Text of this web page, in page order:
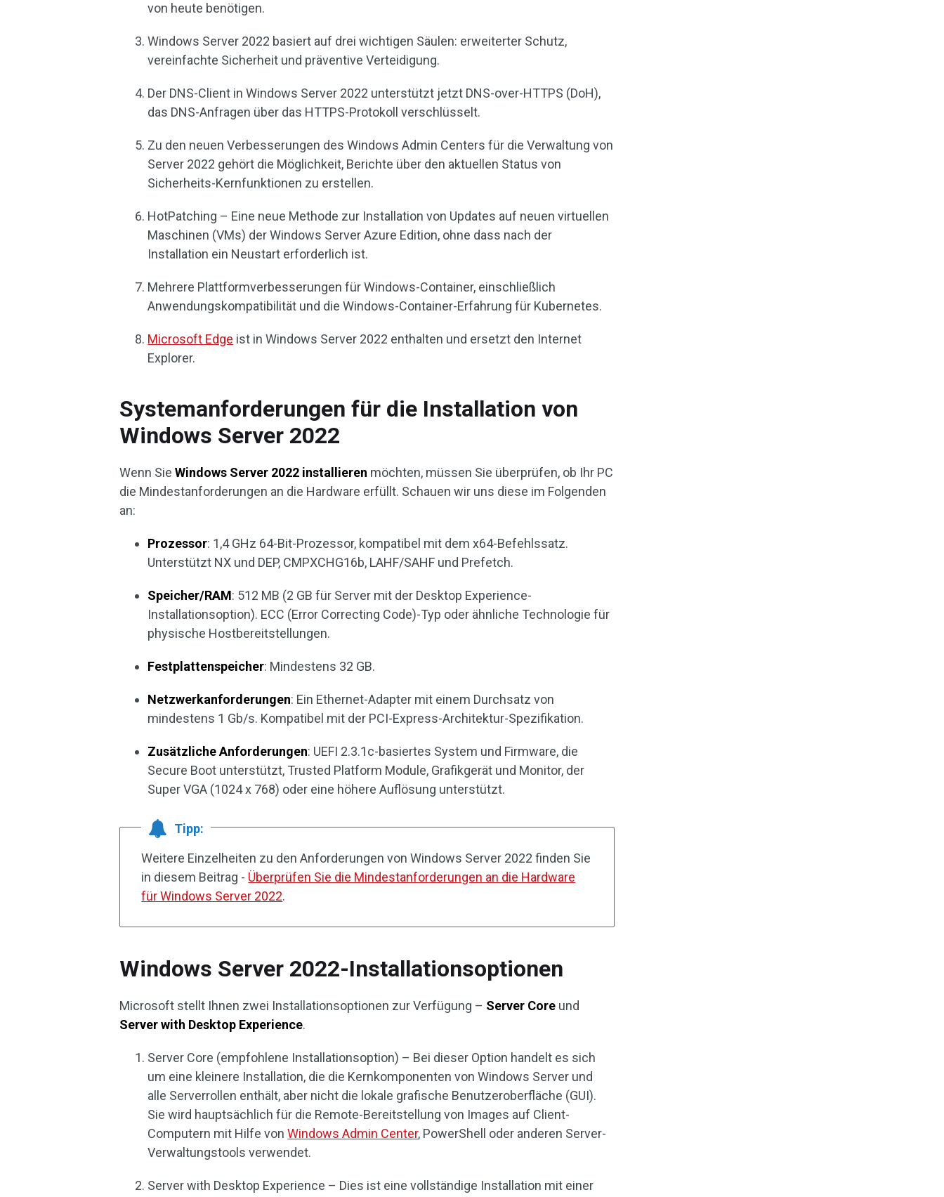
von heute benötigen.
Windows Server 2022 basiert auf drei wichtigen Säulen: erweiterter Schutz,
vereinfachte Sicherheit und präventive Verteidigung.
Der DNS-Client in Windows Server 2022 unterstützt jetzt DNS-over-HTTPS (DoH),
das DNS-Anfragen über das HTTPS-Protokoll verschlüsselt.
Zu den neuen Verbesserungen des Windows Admin Centers für die Verwaltung von
Server 2022 gehört die Möglichkeit, Berichte über den aktuellen Status von
Sicherheits-Kernfunktionen zu erstellen.
HotPatching – Eine neue Methode zur Installation von Updates auf neuen virtuellen
Maschinen (VMs) der Windows Server Azure Edition, ohne dass nach der
Installation ein Neustart erforderlich ist.
Mehrere Plattformverbesserungen für Windows-Container, einschließlich
Anwendungskompatibilität und die Windows-Container-Erfahrung für Kubernetes.
Microsoft Edge ist in Windows Server 2022 enthalten und ersetzt den Internet
Explorer.
Systemanforderungen für die Installation von
Windows Server 2022
Wenn SieWindows Server 2022 installieren möchten, müssen Sie überprüfen, ob Ihr PC
die Mindestanforderungen an die Hardware erfüllt. Schauen wir uns diese im Folgenden
an:
Prozessor: 1,4 GHz 64-Bit-Prozessor, kompatibel mit dem x64-Befehlssatz.
Unterstützt NX und DEP, CMPXCHG16b, LAHF/SAHF und Prefetch.
Speicher/RAM: 512 MB (2 GB für Server mit der Desktop Experience-
Installationsoption). ECC (Error Correcting Code)-Typ oder ähnliche Technologie für
physische Hostbereitstellungen.
Festplattenspeicher: Mindestens 32 GB.
Netzwerkanforderungen: Ein Ethernet-Adapter mit einem Durchsatz von
mindestens 1 Gb/s. Kompatibel mit der PCI-Express-Architektur-Spezifikation.
Zusätzliche Anforderungen: UEFI 2.3.1c-basiertes System und Firmware, die
Secure Boot unterstützt, Trusted Platform Module, Grafikgerät und Monitor, der
Super VGA (1024 x 768) oder eine höhere Auflösung unterstützt.
Tipp:
Weitere Einzelheiten zu den Anforderungen von Windows Server 2022 finden Sie
in diesem Beitrag - Überprüfen Sie die Mindestanforderungen an die Hardware
für Windows Server 2022.
Windows Server 2022-Installationsoptionen
Microsoft stellt Ihnen zwei Installationsoptionen zur Verfügung – Server Core und
Server with Desktop Experience.
Server Core (empfohlene Installationsoption) – Bei dieser Option handelt es sich
um eine kleinere Installation, die die Kernkomponenten von Windows Server und
alle Serverrollen enthält, aber nicht die lokale grafische Benutzeroberfläche (GUI).
Sie wird hauptsächlich für die Remote-Bereitstellung von Images auf Client-
Computern mit Hilfe vonWindows Admin Center, PowerShell oder anderen Server-
Verwaltungstools verwendet.
Server with Desktop Experience – Dies ist eine vollständige Installation mit einer